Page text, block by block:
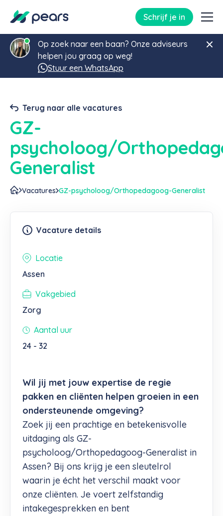
Schrijf je in
Op zoek naar een baan? Onze adviseurs
helpen jou graag op weg!
Stuur een WhatsApp
Terug naar alle vacatures
GZ-
psycholoog/
Generalist
Vacatures GZ-psycholoog/Orthopedagoog-Generalist
Vacature details
Locatie
Assen
Vakgebied
Zorg
Aantal uur
24 - 32
Wil jij met jouw expertise de regie
pakken en cliënten helpen groeien in een
ondersteunende omgeving?
Zoek jij een prachtige en betekenisvolle
uitdaging als GZ-
psycholoog/Orthopedagoog-Generalist in
Assen? Bij ons krijg je een sleutelrol
waarin je écht het verschil maakt voor
onze cliënten. Je voert zelfstandig
intakegesprekken en bent